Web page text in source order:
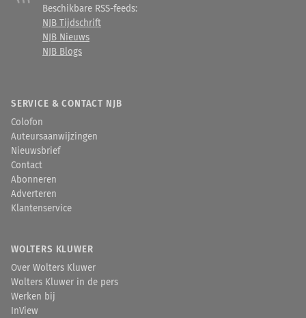
Beschikbare RSS-feeds:
NJB Tijdschrift
NJB Nieuws
NJB Blogs
SERVICE & CONTACT NJB
Colofon
Auteursaanwijzingen
Nieuwsbrief
Contact
Abonneren
Adverteren
Klantenservice
WOLTERS KLUWER
Over Wolters Kluwer
Wolters Kluwer in de pers
Werken bij
InView